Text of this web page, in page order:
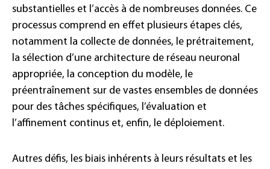
substantielles et l’accès à de nombreuses données. Ce
processus comprend en effet plusieurs étapes clés,
notamment la collecte de données, le prétraitement,
la sélection d’une architecture de réseau neuronal
appropriée, la conception du modèle, le
préentraînement sur de vastes ensembles de données
pour des tâches spécifiques, l’évaluation et
l’affinement continus et, enfin, le déploiement.
Autres défis, les biais inhérents à leurs résultats et les